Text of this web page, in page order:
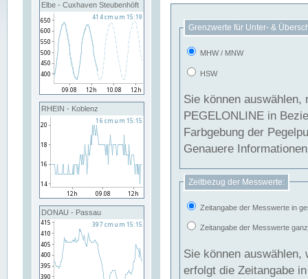
Elbe - Cuxhaven Steubenhöft
RHEIN - Koblenz
DONAU - Passau
Grenzwerte für Unter- &
MHW / MNW
HSW
Sie können
PEGELONLINE in Beziehung
Farbgebung der
Genauere
Zeitbezug der Messwerte:
Zeitangabe der Messwerte in
Zeitangabe der Messwerte
Sie können auswählen,
erfolgt die Zeitangabe